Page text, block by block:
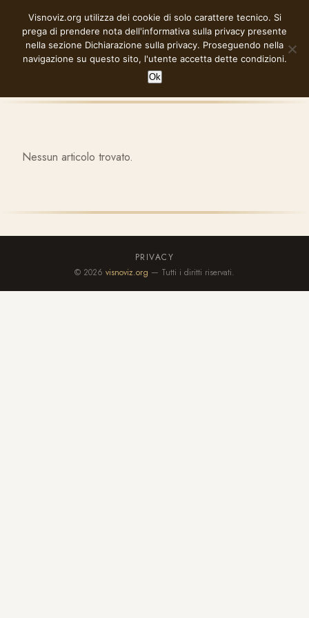
contenuto
VISNOVIZ.ORG
Nessun articolo trovato.
PRIVACY
© 2026 visnoviz.org — Tutti i diritti riservati.
Visnoviz.org utilizza dei cookie di solo carattere tecnico. Si
prega di prendere nota dell'informativa sulla privacy presente
nella sezione Dichiarazione sulla privacy. Proseguendo nella
navigazione su questo sito, l'utente accetta dette condizioni.
Ok